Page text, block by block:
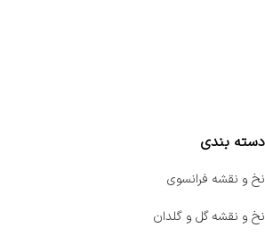
دسته بندی
نخ و نقشه فرانسوی
نخ و نقشه گل و گلدان